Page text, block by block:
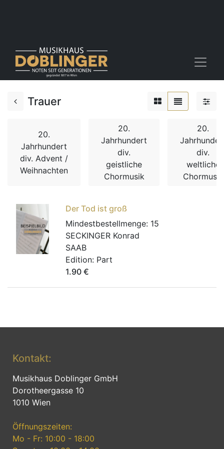
Trauer
20.
Jahrhundert
div. Advent /
Weihnachten
20.
Jahrhundert
div.
geistliche
Chormusik
20.
div.
weltliche
Chormusik
Der Tod ist groß
Mindestbestellmenge: 15
SECKINGER Konrad
SAAB
Edition: Part
1.90 €
Kontakt:
Musikhaus Doblinger GmbH
Dorotheergasse 10
1010 Wien
Öffnungszeiten:
Mo - Fr: 10:00 - 18:00